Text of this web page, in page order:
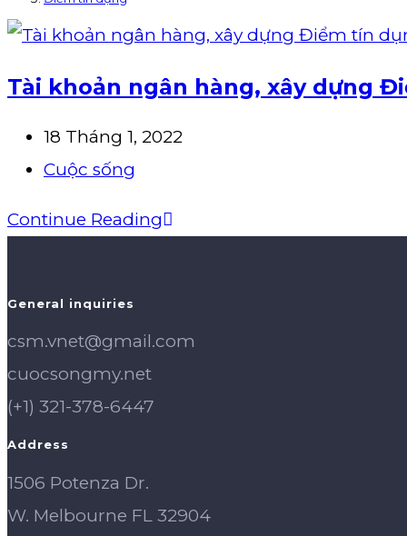
Tài khoản ngân hàng, xây dựng
Post
published:
18 Tháng 1, 2022
Post
Cuộc sống
Continue ReadingTài
xây
General inquiries
csm.vnet@gmail.com
cuocsongmy.net
(+1) 321-378-6447
Address
1506 Potenza Dr.
W. Melbourne FL 32904